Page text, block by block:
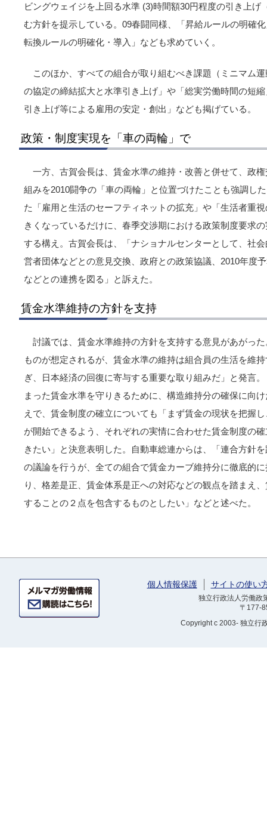
ビングウェイジを上回る水準 (3)時間額30円程度の引き上
む方針を提示している。09春闘同様、「昇給ルールの明確
転換ルールの明確化・導入」なども求めていく。
このほか、すべての組合が取り組むべき課題（ミニマム
の協定の締結拡大と水準引き上げ」や「総実労働時間の短
引き上げ等による雇用の安定・創出」なども掲げている。
政策・制度実現を「車の両輪」で
一方、古賀会長は、賃金水準の維持・改善と併せて、政
組みを2010闘争の「車の両輪」と位置づけたことも強調し
た「雇用と生活のセーフティネットの拡充」や「生活者重
きくなっているだけに、春季交渉期における政策制度要求
する構え。古賀会長は、「ナショナルセンターとして、社
営者団体などとの意見交換、政府との政策協議、2010年度
などとの連携を図る」と訴えた。
賃金水準維持の方針を支持
討議では、賃金水準維持の方針を支持する意見があがっ
ものが想定されるが、賃金水準の維持は組合員の生活を維
ぎ、日本経済の回復に寄与する重要な取り組みだ」と発言
まった賃金水準を守りきるために、構造維持分の確保に向
えで、賃金制度の確立についても「まず賃金の現状を把握
が開始できるよう、それぞれの実情に合わせた賃金制度の
きたい」と決意表明した。自動車総連からは、「連合方針
の議論を行うが、全ての組合で賃金カーブ維持分に徹底的
り、格差是正、賃金体系是正への対応などの観点を踏まえ
することの２点を包含するものとしたい」などと述べた。
個人情報保護 サイトの使い
独立行政法人労働
〒177-
Copyrightc 2003- 独立行